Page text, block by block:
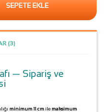
SEPETE EKLE
(3)
— Sipariş ve
minimum 11 cm ile maksimum